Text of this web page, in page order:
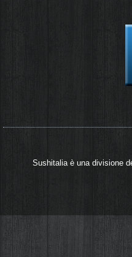
Sushitalia è una divisione